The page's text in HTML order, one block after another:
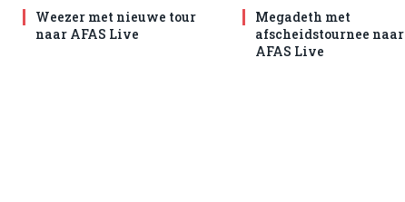
Weezer met nieuwe tour
naar AFAS Live
Megadeth met
afscheidstournee naar
AFAS Live